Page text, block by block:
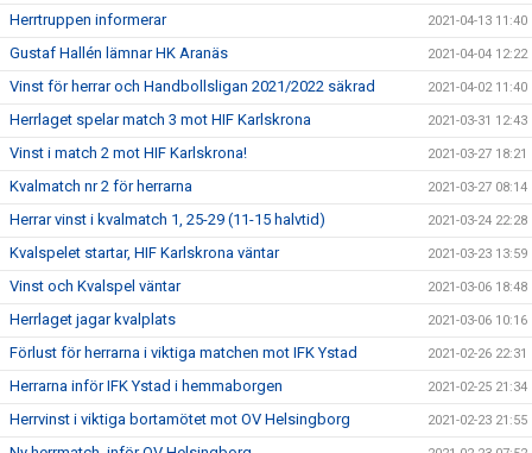
Herrtruppen informerar 2021-04-13 11:40
Gustaf Hallén lämnar HK Aranäs 2021-04-04 12:22
Vinst för herrar och Handbollsligan 2021/2022 säkrad 2021-04-02 11:40
Herrlaget spelar match 3 mot HIF Karlskrona 2021-03-31 12:43
Vinst i match 2 mot HIF Karlskrona! 2021-03-27 18:21
Kvalmatch nr 2 för herrarna 2021-03-27 08:14
Herrar vinst i kvalmatch 1, 25-29 (11-15 halvtid) 2021-03-24 22:28
Kvalspelet startar, HIF Karlskrona väntar 2021-03-23 13:59
Vinst och Kvalspel väntar 2021-03-06 18:48
Herrlaget jagar kvalplats 2021-03-06 10:16
Förlust för herrarna i viktiga matchen mot IFK Ystad 2021-02-26 22:31
Herrarna inför IFK Ystad i hemmaborgen 2021-02-25 21:34
Herrvinst i viktiga bortamötet mot OV Helsingborg 2021-02-23 21:55